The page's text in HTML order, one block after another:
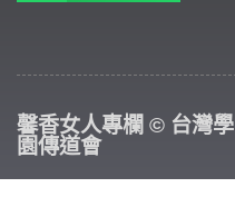
馨香女人專欄 © 台灣學
園傳道會